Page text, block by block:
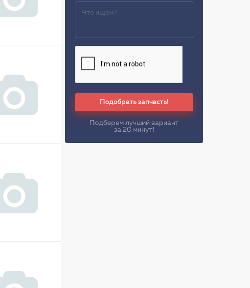
Подобрать запчасть!
Подберем лучший вариант
за 20 минут!